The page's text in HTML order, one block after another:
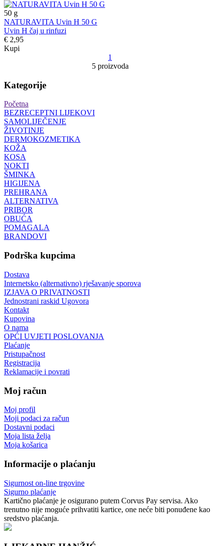
50 g
NATURAVITA Uvin H 50 G
Uvin H čaj u rinfuzi
€ 2,95
Kupi
1
5 proizvoda
Kategorije
Početna
BEZRECEPTNI LIJEKOVI
SAMOLIJEČENJE
ŽIVOTINJE
DERMOKOZMETIKA
KOŽA
KOSA
NOKTI
ŠMINKA
HIGIJENA
PREHRANA
ALTERNATIVA
PRIBOR
OBUĆA
POMAGALA
BRANDOVI
Podrška kupcima
Dostava
Internetsko (alternativno) rješavanje sporova
IZJAVA O PRIVATNOSTI
Jednostrani raskid Ugovora
Kontakt
Kupovina
O nama
OPĆI UVJETI POSLOVANJA
Plaćanje
Pristupačnost
Registracija
Reklamacije i povrati
Moj račun
Moj profil
Moji podaci za račun
Dostavni podaci
Moja lista želja
Moja košarica
Informacije o plaćanju
Sigurnost on-line trgovine
Sigurno plaćanje
Kartično plaćanje je osigurano putem Corvus Pay servisa. Ako
trenutno nije moguće prihvatiti kartice, one neće biti ponuđene kao
sredstvo plaćanja.